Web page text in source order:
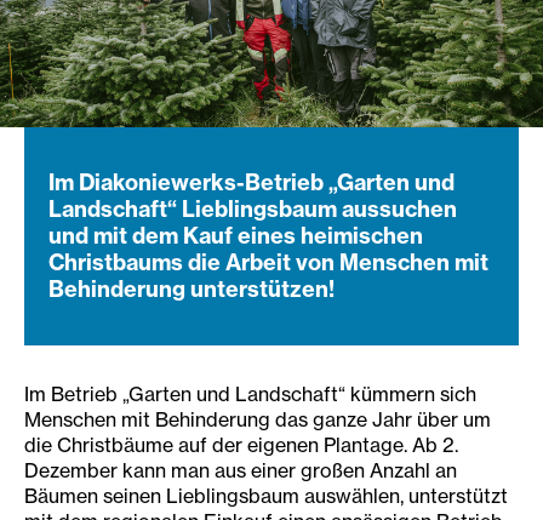
Im Diakoniewerks-Betrieb „Garten und
Landschaft“ Lieblingsbaum aussuchen
und mit dem Kauf eines heimischen
Christbaums die Arbeit von Menschen mit
Behinderung unterstützen!
Im Betrieb „Garten und Landschaft“ kümmern sich
Menschen mit Behinderung das ganze Jahr über um
die Christbäume auf der eigenen Plantage. Ab 2.
Dezember kann man aus einer großen Anzahl an
Bäumen seinen Lieblingsbaum auswählen, unterstützt